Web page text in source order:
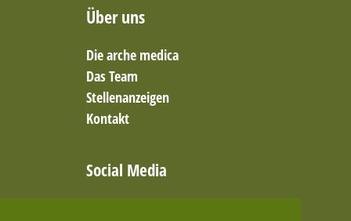
Über uns
Die arche medica
Das Team
Stellenanzeigen
Kontakt
Social Media